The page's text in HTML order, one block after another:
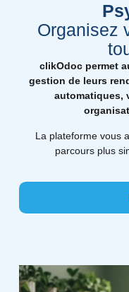
Organisez
clikOdoc permet
gestion de leurs
automatiques,
La plateforme vous
parcours plus